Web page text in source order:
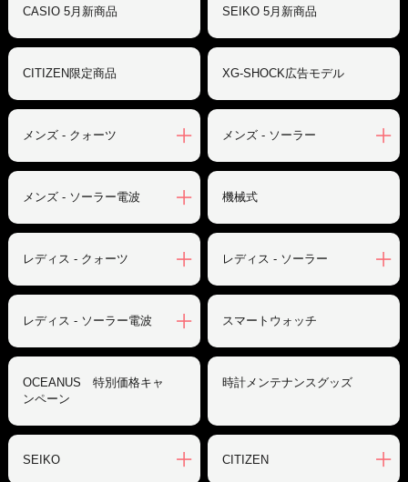
CASIO 5月新商品 SEIKO 5月新商品
CITIZEN限定商品 XG-SHOCK広告モデル
メンズ - クォーツ メンズ - ソーラー
メンズ - ソーラー電波 機械式
レディス - クォーツ レディス - ソーラー
レディス - ソーラー電波 スマートウォッチ
OCEANUS 特別価格キャ
ンペーン
時計メンテナンスグッズ
SEIKO CITIZEN